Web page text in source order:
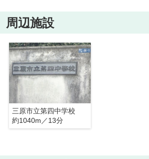
周辺施設
三原市立第四中学校
約1040m／13分